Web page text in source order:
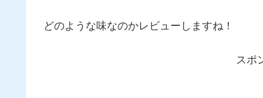
どのような味なのかレビューしますね！
スポ